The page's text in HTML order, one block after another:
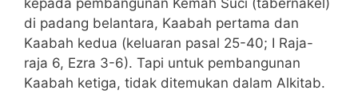
kepada pembangunan Kemah Suci (tabernakel)
di padang belantara, Kaabah pertama dan
Kaabah kedua (keluaran pasal 25-40; I Raja-
raja 6, Ezra 3-6). Tapi untuk pembangunan
Kaabah ketiga, tidak ditemukan dalam Alkitab.